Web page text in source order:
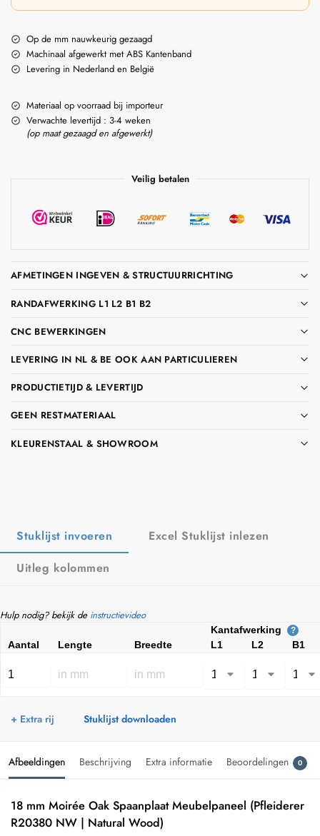
Op de mm nauwkeurig gezaagd
Machinaal afgewerkt met ABS Kantenband
Levering in Nederland en België
Materiaal op voorraad bij importeur
Verwachte levertijd : 3-4 weken
(op maat gezaagd en afgewerkt)
Veilig betalen
AFMETINGEN INGEVEN & STRUCTUURRICHTING
RANDAFWERKING L1 L2 B1 B2
CNC BEWERKINGEN
LEVERING IN NL & BE OOK AAN PARTICULIEREN
PRODUCTIETIJD & LEVERTIJD
GEEN RESTMATERIAAL
KLEURENSTAAL & SHOWROOM
Stuklijst invoeren
Excel Stuklijst inlezen
Uitleg kolommen
Hulp nodig? bekijk de instructievideo
Kantafwerking ?
Aantal Lengte Breedte L1 L2 B1
+ Extra rij Stuklijst downloaden
Afbeeldingen Beschrijving Extra informatie Beoordelingen 0
18 mm Moirée Oak Spaanplaat Meubelpaneel (Pfleiderer
R20380 NW | Natural Wood)